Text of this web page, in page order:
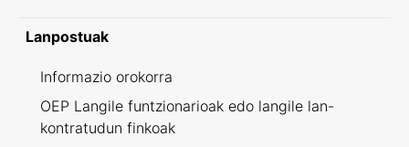
Lanpostuak
Informazio orokorra
OEP Langile funtzionarioak edo langile lan-
kontratudun finkoak